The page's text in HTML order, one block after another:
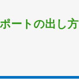
ートの出し方